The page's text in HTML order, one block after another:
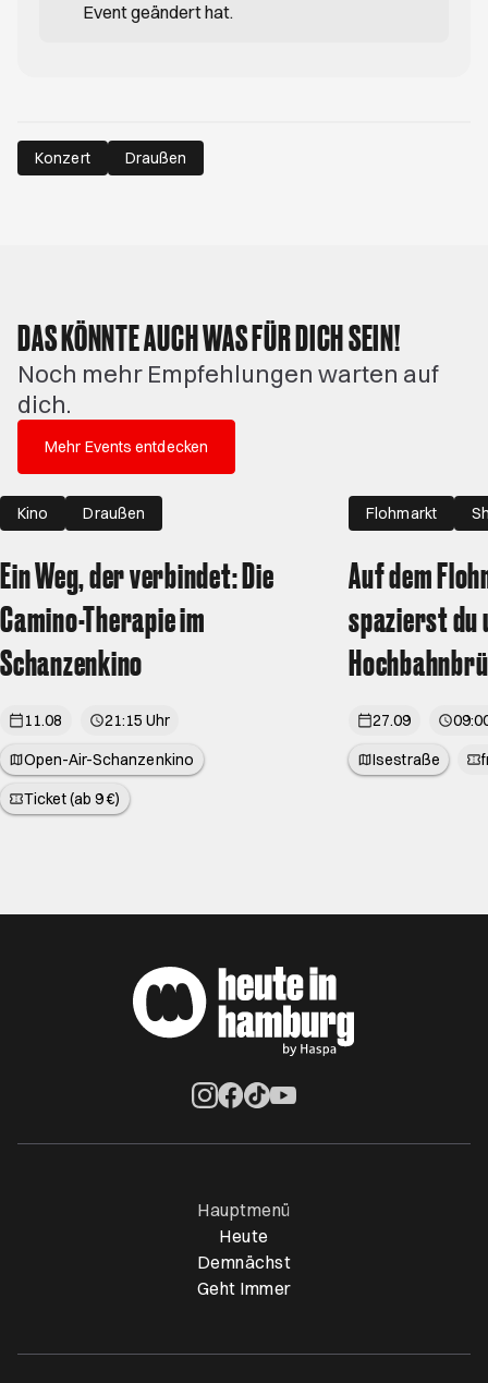
Event geändert hat.
Konzert Draußen
DAS KÖNNTE AUCH WAS FÜR DICH SEIN!
Noch mehr Empfehlungen warten auf
dich.
Mehr Events entdecken
Kino Draußen
Ein Weg, der verbindet: Die
Camino-Therapie im
Schanzenkino
11.08
21:15 Uhr
Open-Air-Schanzenkino
Öffnet ein neues Browser Tab
Ticket (ab 9 €)
Öffnet ein neues Browser Tab
Flohmarkt
Auf dem
spazierst
27.09
Isestraße
Öffnet ein neues
Hauptmenü
Heute
Demnächst
Geht Immer